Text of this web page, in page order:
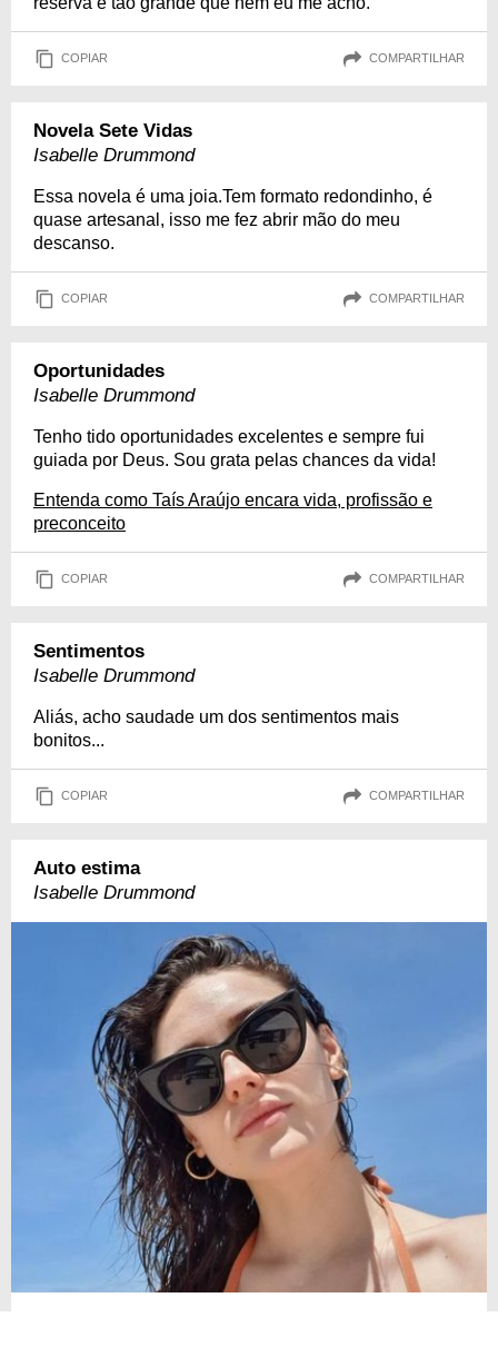
COPIAR COMPARTILHAR
Novela Sete Vidas
Isabelle Drummond
Essa novela é uma joia.Tem formato redondinho, é
quase artesanal, isso me fez abrir mão do meu
descanso.
COPIAR COMPARTILHAR
Oportunidades
Isabelle Drummond
Tenho tido oportunidades excelentes e sempre fui
guiada por Deus. Sou grata pelas chances da vida!
Entenda como Taís Araújo encara vida, profissão e
preconceito
COPIAR COMPARTILHAR
Sentimentos
Isabelle Drummond
Aliás, acho saudade um dos sentimentos mais
bonitos...
COPIAR COMPARTILHAR
Auto estima
Isabelle Drummond